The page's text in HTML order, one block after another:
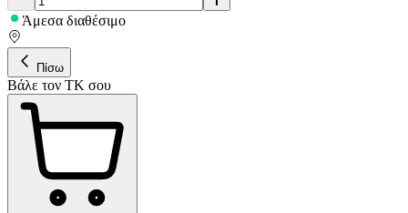
Άμεσα διαθέσιμο
Πίσω
Βάλε τον ΤΚ σου